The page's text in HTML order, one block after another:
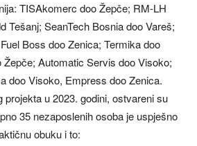
TISAkomerc doo Žepče; RM-LH
Tešanj; SeanTech Bosnia doo Vareš;
Boss doo Zenica; Termika doo
Žepče; Automatic Servis doo Visoko;
doo Visoko, Empress doo Zenica.
projekta u 2023. godini, ostvareni su
35 nezaposlenih osoba je uspješno
obuku i to: